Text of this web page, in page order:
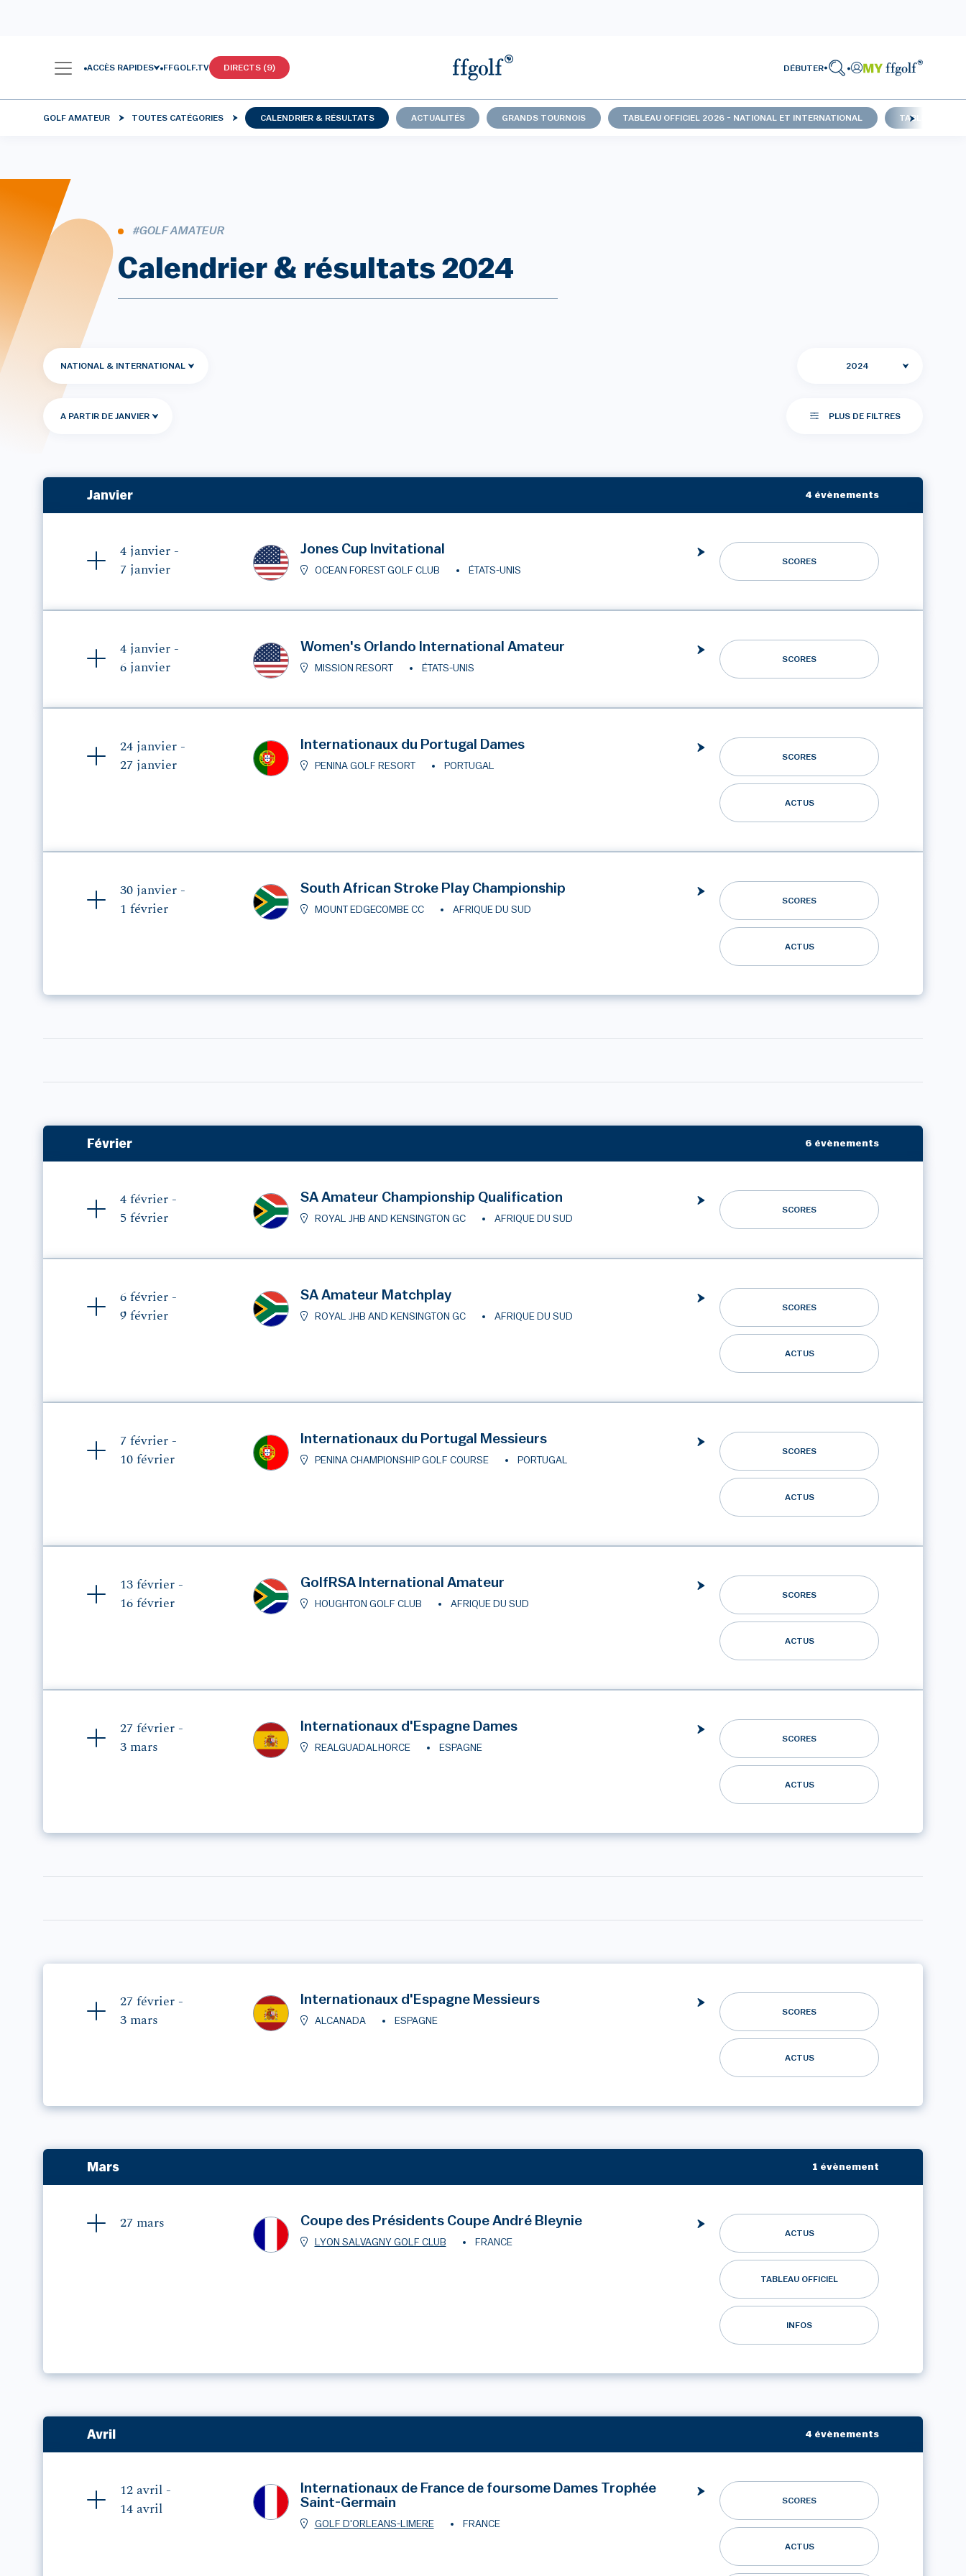
ACCÈS RAPIDES FFGOLF.TV DIRECTS (9) DÉBUTER
GOLF AMATEUR TOUTES CATÉGORIES CALENDRIER & RÉSULTATS ACTUALITÉS GRANDS TOURNOIS TABLEAU OFFICIEL 2026 - NATIONAL ET INTERNATIONAL TABLEAU
#GOLF AMATEUR
Calendrier & résultats 2024
NATIONAL & INTERNATIONAL 2024
A PARTIR DE JANVIER PLUS DE FILTRES
Janvier 4 évènements
4 janvier -
7 janvier
Jones Cup Invitational
OCEAN FOREST GOLF CLUB ÉTATS-UNIS
SCORES
4 janvier -
6 janvier
Women's Orlando International Amateur
MISSION RESORT ÉTATS-UNIS
SCORES
24 janvier -
27 janvier
Internationaux du Portugal Dames
PENINA GOLF RESORT PORTUGAL
SCORES
ACTUS
30 janvier -
1 février
South African Stroke Play Championship
MOUNT EDGECOMBE CC AFRIQUE DU SUD
SCORES
ACTUS
Février 6 évènements
4 février -
5 février
SA Amateur Championship Qualification
ROYAL JHB AND KENSINGTON GC AFRIQUE DU SUD
SCORES
6 février -
9 février
SA Amateur Matchplay
ROYAL JHB AND KENSINGTON GC AFRIQUE DU SUD
SCORES
ACTUS
7 février -
10 février
Internationaux du Portugal Messieurs
PENINA CHAMPIONSHIP GOLF COURSE PORTUGAL
SCORES
ACTUS
13 février -
16 février
GolfRSA International Amateur
HOUGHTON GOLF CLUB AFRIQUE DU SUD
SCORES
ACTUS
27 février -
3 mars
Internationaux d'Espagne Dames
REALGUADALHORCE ESPAGNE
SCORES
ACTUS
27 février -
3 mars
Internationaux d'Espagne Messieurs
ALCANADA ESPAGNE
SCORES
ACTUS
Mars 1 évènement
27 mars Coupe des Présidents Coupe André Bleynie
LYON SALVAGNY GOLF CLUB FRANCE
ACTUS
TABLEAU OFFICIEL
INFOS
Avril 4 évènements
12 avril -
14 avril
Internationaux de France de foursome Dames Trophée
Saint-Germain
GOLF D'ORLEANS-LIMERE FRANCE
SCORES
ACTUS